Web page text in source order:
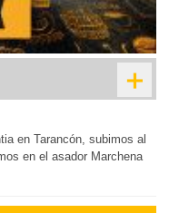
+
en Tarancón, subimos al
en el asador Marchena